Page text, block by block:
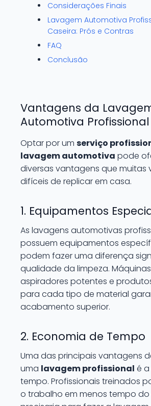
Considerações Finais
Lavagem Automotiva
Caseira: Prós e Contras
FAQ
Conclusão
Vantagens da
Automotiva Profissional
Optar por um serviço
lavagem automotiva pode
diversas vantagens que muitas
difíceis de replicar em casa.
1. Equipamentos
As lavagens automotivas
possuem equipamentos
podem fazer uma diferença
qualidade da limpeza.
aspiradores potentes e
para cada tipo de material
acabamento superior.
2. Economia de Tempo
Uma das principais vantagens
uma lavagem profissional é
tempo. Profissionais treinados
o trabalho em menos tempo